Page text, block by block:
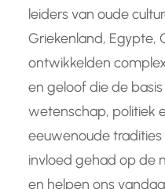
leiders van oude
Griekenland, Egypte,
ontwikkelden
en geloof die de
wetenschap, politiek
eeuwenoude
invloed gehad op de
en helpen ons